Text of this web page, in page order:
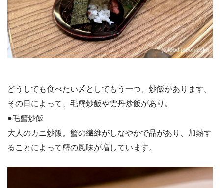
どうしても食べたい〆としてもう一つ、炒飯があります。
その日によって、毛蟹炒飯や雲丹炒飯があり。
●毛蟹炒飯
大人のカニ炒飯。蟹の繊維がしなやかで品があり、加熱す
ることによって蟹の風味が増しています。